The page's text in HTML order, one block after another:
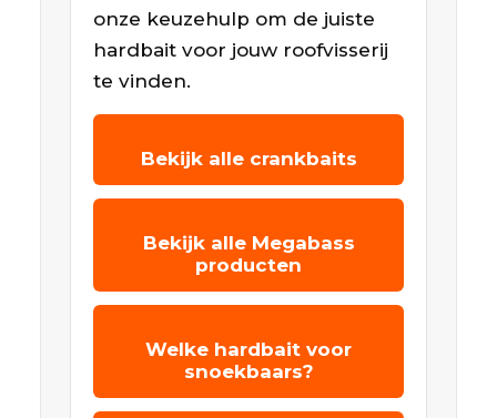
onze keuzehulp om de juiste
hardbait voor jouw roofvisserij
te vinden.
Bekijk alle crankbaits
Bekijk alle Megabass
producten
Welke hardbait voor
snoekbaars?